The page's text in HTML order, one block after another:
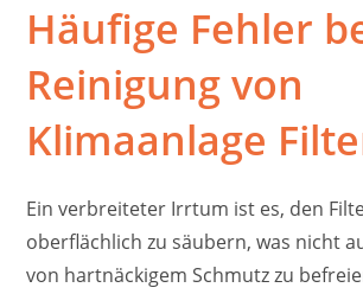
Häufige Fehler
Reinigung von
Klimaanlage
Ein verbreiteter Irrtum ist es, den
oberflächlich zu säubern, was nicht
von hartnäckigem Schmutz zu